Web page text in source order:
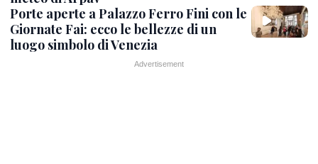
Porte aperte a Palazzo Ferro Fini con le
Giornate Fai: ecco le bellezze di un
luogo simbolo di Venezia